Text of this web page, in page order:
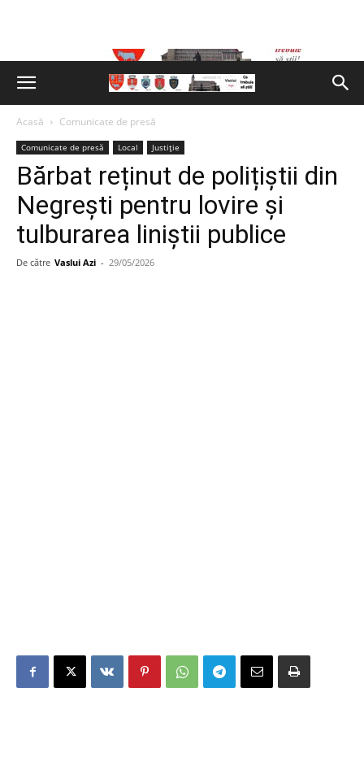
Acasă Comunicate de presă
Comunicate de presă Local Justiție
Bărbat reținut de polițiștii din
Negrești pentru lovire și
tulburarea liniștii publice
De către Vaslui Azi - 29/05/2026